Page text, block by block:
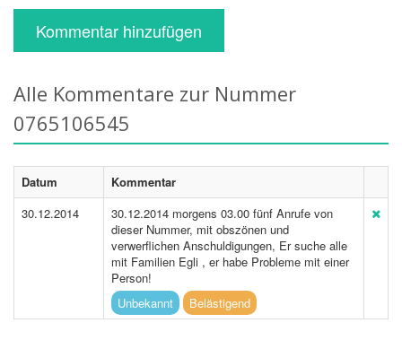
Kommentar hinzufügen
Alle Kommentare zur Nummer
0765106545
Datum
Kommentar
30.12.2014
30.12.2014 morgens 03.00 fünf Anrufe von
dieser Nummer, mit obszönen und
verwerflichen Anschuldigungen, Er suche alle
mit Familien Egli , er habe Probleme mit einer
Person!
Unbekannt
Belästigend